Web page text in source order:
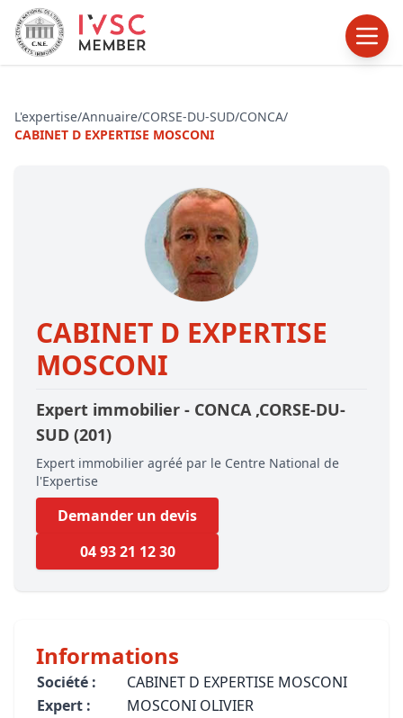
L'expertise/Annuaire/CORSE-DU-SUD/CONCA/
CABINET D EXPERTISE MOSCONI
CABINET D EXPERTISE
MOSCONI
Expert immobilier - CONCA,CORSE-DU-
SUD (201)
Expert immobilier agréé par le Centre National de
l'Expertise
Demander un devis
04 93 21 12 30
Informations
Société :
CABINET D EXPERTISE MOSCONI
Expert :
MOSCONI OLIVIER